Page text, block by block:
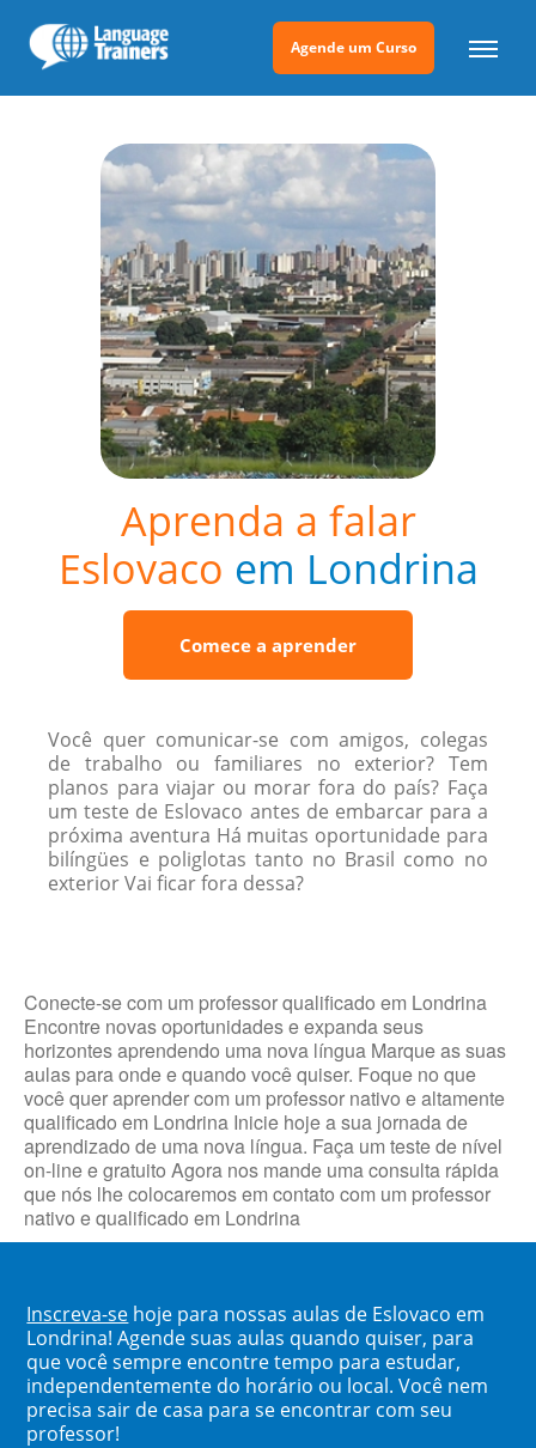
Agende um Curso
Aprenda a falar
Eslovaco em Londrina
Comece a aprender
Você quer comunicar-se com amigos, colegas
de trabalho ou familiares no exterior? Tem
planos para viajar ou morar fora do país? Faça
um teste de Eslovaco antes de embarcar para a
próxima aventura Há muitas oportunidade para
bilíngües e poliglotas tanto no Brasil como no
exterior Vai ficar fora dessa?
Conecte-se com um professor qualificado em Londrina
Encontre novas oportunidades e expanda seus
horizontes aprendendo uma nova língua Marque as suas
aulas para onde e quando você quiser. Foque no que
você quer aprender com um professor nativo e altamente
qualificado em Londrina Inicie hoje a sua jornada de
aprendizado de uma nova língua. Faça um teste de nível
on-line e gratuito Agora nos mande uma consulta rápida
que nós lhe colocaremos em contato com um professor
nativo e qualificado em Londrina
Inscreva-se hoje para nossas aulas de Eslovaco em
Londrina! Agende suas aulas quando quiser, para
que você sempre encontre tempo para estudar,
independentemente do horário ou local. Você nem
precisa sair de casa para se encontrar com seu
professor!